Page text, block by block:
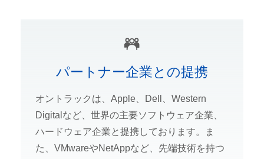
パートナー企業との提携
オントラックは、Apple、Dell、Western
Digitalなど、世界の主要ソフトウェア企業、
ハードウェア企業と提携しております。ま
た、VMwareやNetAppなど、先端技術を持つ